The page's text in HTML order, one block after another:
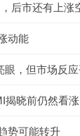
动能
揭晓前仍然看涨
势可能转升